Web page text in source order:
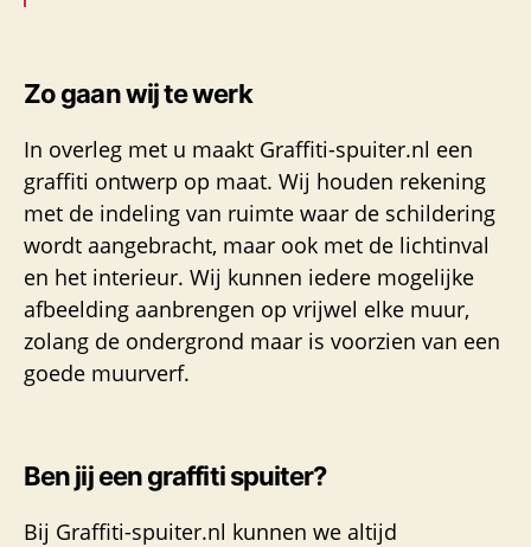
Zo gaan wij te werk
In overleg met u maakt Graffiti-spuiter.nl een
graffiti ontwerp op maat. Wij houden rekening
met de indeling van ruimte waar de schildering
wordt aangebracht, maar ook met de lichtinval
en het interieur. Wij kunnen iedere mogelijke
afbeelding aanbrengen op vrijwel elke muur,
zolang de ondergrond maar is voorzien van een
goede muurverf.
Ben jij een graffiti spuiter?
Bij Graffiti-spuiter.nl kunnen we altijd